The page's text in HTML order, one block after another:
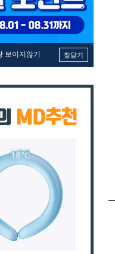
보이지않기 창닫기